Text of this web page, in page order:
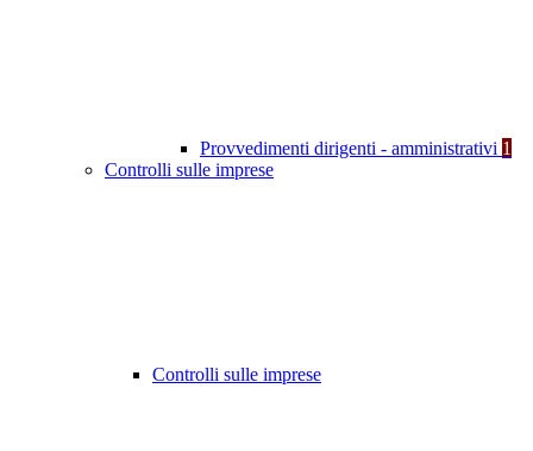
Provvedimenti dirigenti - amministrativi 1
Controlli sulle imprese
Controlli sulle imprese